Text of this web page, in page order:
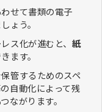
せて書類の電子
ょう。
ス化が進むと、 紙
ます。
管するためのスペ
自動化によって残
ながります。